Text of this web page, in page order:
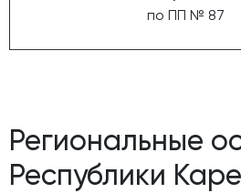
по ПП № 87
Региональные
Республики